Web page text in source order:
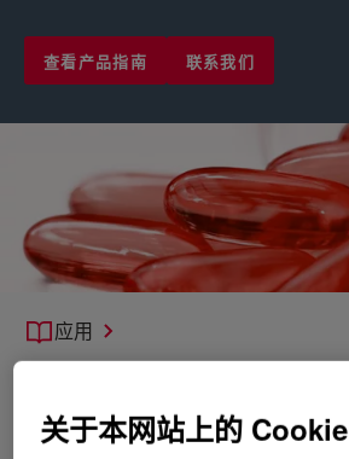
查看产品指南 联系我们
应用
支持
关于本网站上的 Cookie